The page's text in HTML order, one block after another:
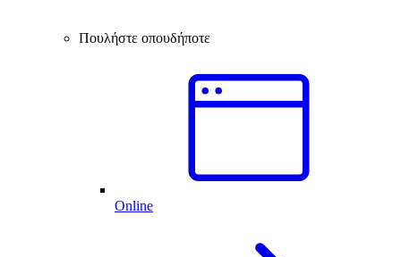
Πουλήστε οπουδήποτε
Online